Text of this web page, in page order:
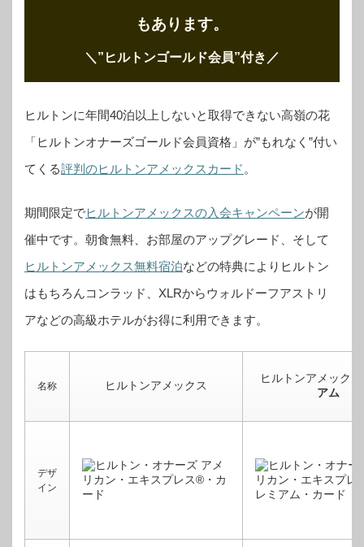
もあります。
＼”ヒルトンゴールド会員”付き ／
ヒルトンに年間40泊以上しないと取得できない高嶺の花
「ヒルトンオナーズゴールド会員資格」が”もれなく”付い
てくる評判のヒルトンアメックスカード 。
期間限定でヒルトンアメックスの入会キャンペーンが開
催中です。 朝食無料、お部屋のアップグレード、そして
ヒルトンアメックス無料宿泊などの特典によりヒルトン
はもちろんコンラッド、XLRからウォルドーフアストリ
アなどの高級ホテルがお得に利用できます。
名称 ヒルトンアメックス
ヒルトンアメックス
アム
デザ
イン